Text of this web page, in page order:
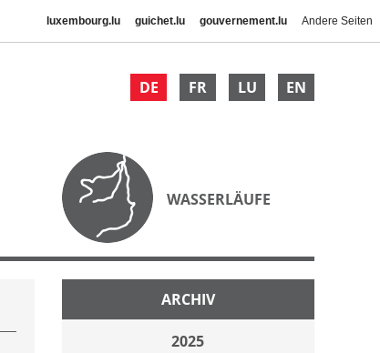
luxembourg.lu guichet.lu gouvernement.lu Andere Seiten
DE FR LU EN
WASSERLÄUFE
ARCHIV
2025